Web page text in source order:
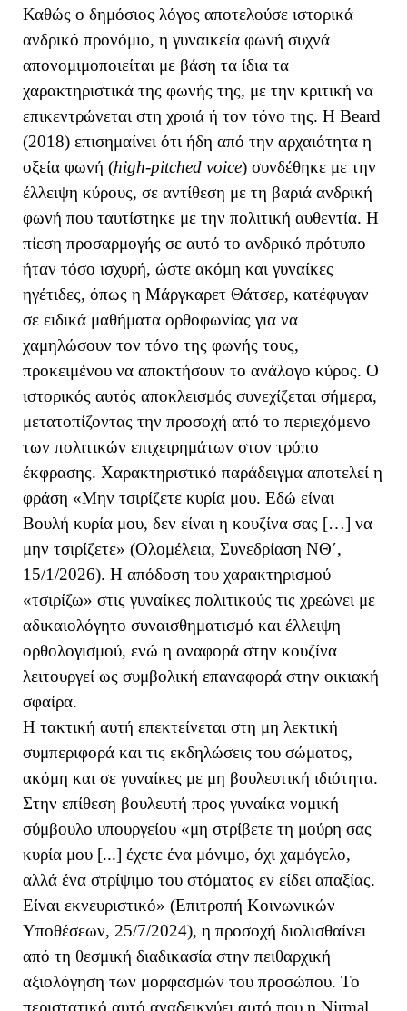
Καθώς ο δημόσιος λόγος αποτελούσε ιστορικά
ανδρικό προνόμιο, η γυναικεία φωνή συχνά
απονομιμοποιείται με βάση τα ίδια τα
χαρακτηριστικά της φωνής της, με την κριτική να
επικεντρώνεται στη χροιά ή τον τόνο της. Η Beard
(2018) επισημαίνει ότι ήδη από την αρχαιότητα η
οξεία φωνή (high-pitched voice) συνδέθηκε με την
έλλειψη κύρους, σε αντίθεση με τη βαριά ανδρική
φωνή που ταυτίστηκε με την πολιτική αυθεντία. Η
πίεση προσαρμογής σε αυτό το ανδρικό πρότυπο
ήταν τόσο ισχυρή, ώστε ακόμη και γυναίκες
ηγέτιδες, όπως η Μάργκαρετ Θάτσερ, κατέφυγαν
σε ειδικά μαθήματα ορθοφωνίας για να
χαμηλώσουν τον τόνο της φωνής τους,
προκειμένου να αποκτήσουν το ανάλογο κύρος. Ο
ιστορικός αυτός αποκλεισμός συνεχίζεται σήμερα,
μετατοπίζοντας την προσοχή από το περιεχόμενο
των πολιτικών επιχειρημάτων στον τρόπο
έκφρασης. Χαρακτηριστικό παράδειγμα αποτελεί η
φράση «Μην τσιρίζετε κυρία μου. Εδώ είναι
Βουλή κυρία μου, δεν είναι η κουζίνα σας […] να
μην τσιρίζετε» (Ολομέλεια, Συνεδρίαση ΝΘ΄,
15/1/2026). Η απόδοση του χαρακτηρισμού
«τσιρίζω» στις γυναίκες πολιτικούς τις χρεώνει με
αδικαιολόγητο συναισθηματισμό και έλλειψη
ορθολογισμού, ενώ η αναφορά στην κουζίνα
λειτουργεί ως συμβολική επαναφορά στην οικιακή
σφαίρα.
Η τακτική αυτή επεκτείνεται στη μη λεκτική
συμπεριφορά και τις εκδηλώσεις του σώματος,
ακόμη και σε γυναίκες με μη βουλευτική ιδιότητα.
Στην επίθεση βουλευτή προς γυναίκα νομική
σύμβουλο υπουργείου «μη στρίβετε τη μούρη σας
κυρία μου [...] έχετε ένα μόνιμο, όχι χαμόγελο,
αλλά ένα στρίψιμο του στόματος εν είδει απαξίας.
Είναι εκνευριστικό» (Επιτροπή Κοινωνικών
Υποθέσεων, 25/7/2024), η προσοχή διολισθαίνει
από τη θεσμική διαδικασία στην πειθαρχική
αξιολόγηση των μορφασμών του προσώπου. Το
περιστατικό αυτό αναδεικνύει αυτό που η Nirmal